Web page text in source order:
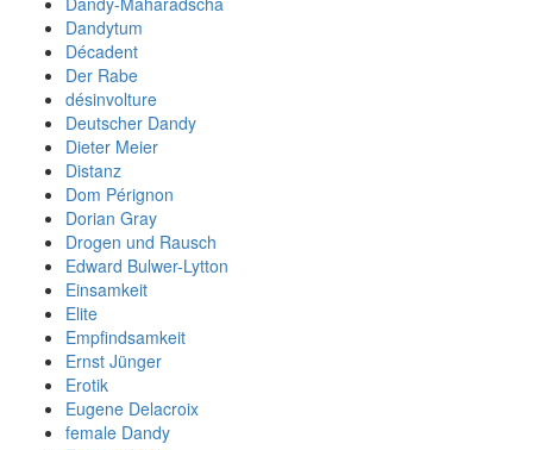
Dandytum
Décadent
Der Rabe
désinvolture
Deutscher Dandy
Dieter Meier
Distanz
Dom Pérignon
Dorian Gray
Drogen und Rausch
Edward Bulwer-Lytton
Einsamkeit
Elite
Empfindsamkeit
Ernst Jünger
Erotik
Eugene Delacroix
female Dandy